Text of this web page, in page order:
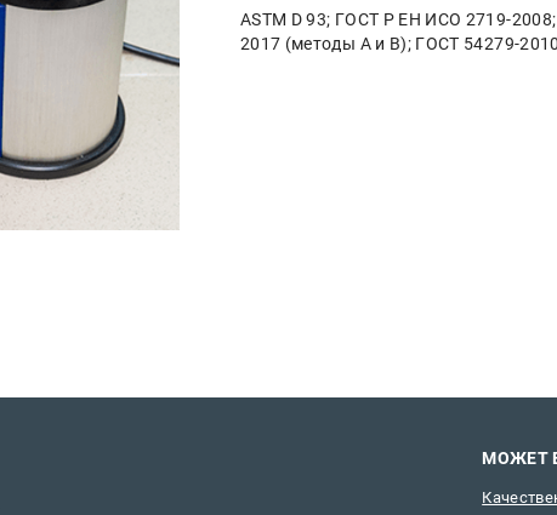
ASTM D 93; ГОСТ Р ЕН ИСО 2719-
2017 (методы A и B); ГОСТ 54279-2010
МОЖЕТ